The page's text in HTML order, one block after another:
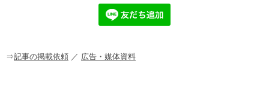
o
a
⇒記事の掲載依頼 ／ 広告・媒体資料